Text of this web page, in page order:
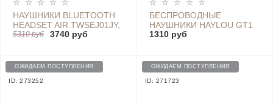
НАУШНИКИ BLUETOOTH
HEADSET AIR TWSEJ01JY,
WHITE
5310 руб 3740 руб
БЕСПРОВОДНЫЕ
НАУШНИКИ HAYLOU GT1
WHITE
1310 руб
ОЖИДАЕМ ПОСТУПЛЕНИЯ
ID: 273252
ОЖИДАЕМ ПОСТУПЛЕНИЯ
ID: 271723